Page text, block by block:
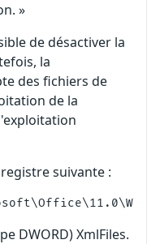
»
de désactiver la
la
des fichiers de
de la
suivante :
DWORD) XmlFiles.